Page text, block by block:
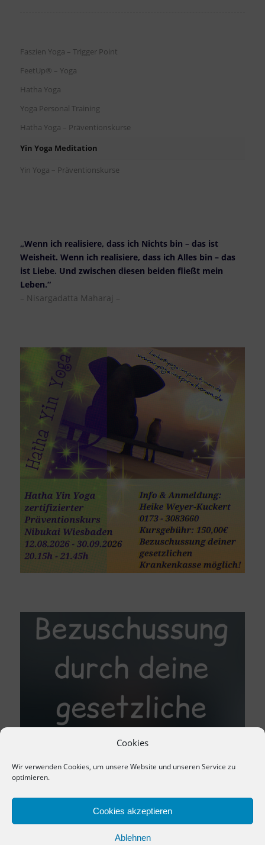
Cookies
Wir verwenden Cookies, um unsere Website und unseren Service zu
optimieren.
Cookies akzeptieren
Ablehnen
Faszien Yoga – Trigger Point
FeetUp® – Yoga
Hatha Yoga
Yoga Personal Training
Hatha Yoga – Präventionskurse
Yin Yoga Meditation
Yin Yoga – Präventionskurse
„Wenn ich realisiere, dass ich Nichts bin – das ist
Weisheit. Wenn ich realisiere, dass ich Alles bin – das
ist Liebe. Und zwischen diesen beiden fließt mein
Leben.“
– Nisargadatta Maharaj –